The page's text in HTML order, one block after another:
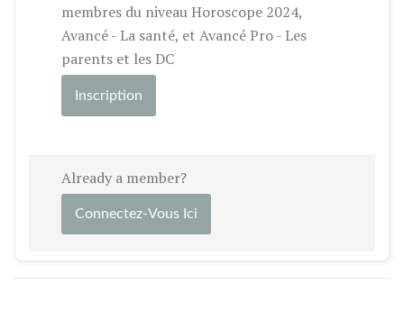
membres du niveau Horoscope 2024,
Avancé - La santé, et Avancé Pro - Les
parents et les DC
Inscription
Already a member?
Connectez-Vous Ici